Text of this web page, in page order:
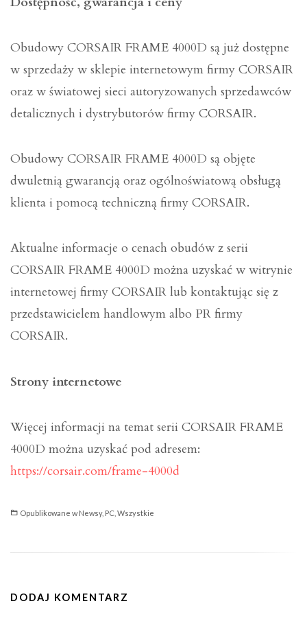
Obudowy CORSAIR FRAME 4000D są już dostępne
w sprzedaży w sklepie internetowym firmy CORSAIR
oraz w światowej sieci autoryzowanych sprzedawców
detalicznych i dystrybutorów firmy CORSAIR.
Obudowy CORSAIR FRAME 4000D są objęte
dwuletnią gwarancją oraz ogólnoświatową obsługą
klienta i pomocą techniczną firmy CORSAIR.
Aktualne informacje o cenach obudów z serii
CORSAIR FRAME 4000D można uzyskać w witrynie
internetowej firmy CORSAIR lub kontaktując się z
przedstawicielem handlowym albo PR firmy
CORSAIR.
Strony internetowe
Więcej informacji na temat serii CORSAIR FRAME
4000D można uzyskać pod adresem:
https://corsair.com/frame-4000d
Opublikowane wNewsy, PC Wszystkie
DODAJ KOMENTARZ